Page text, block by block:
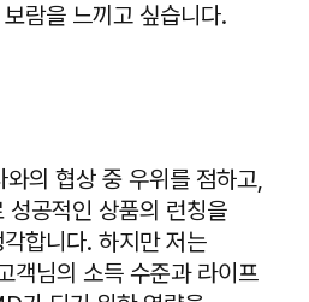
람을 느끼고 싶습니다.
의 협상 중 우위를 점하고,
성공적인 상품의 런칭을
합니다. 하지만 저는
객님의 소득 수준과 라이프